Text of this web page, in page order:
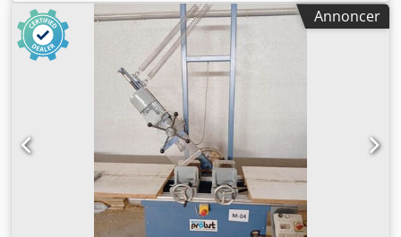
Annoncer